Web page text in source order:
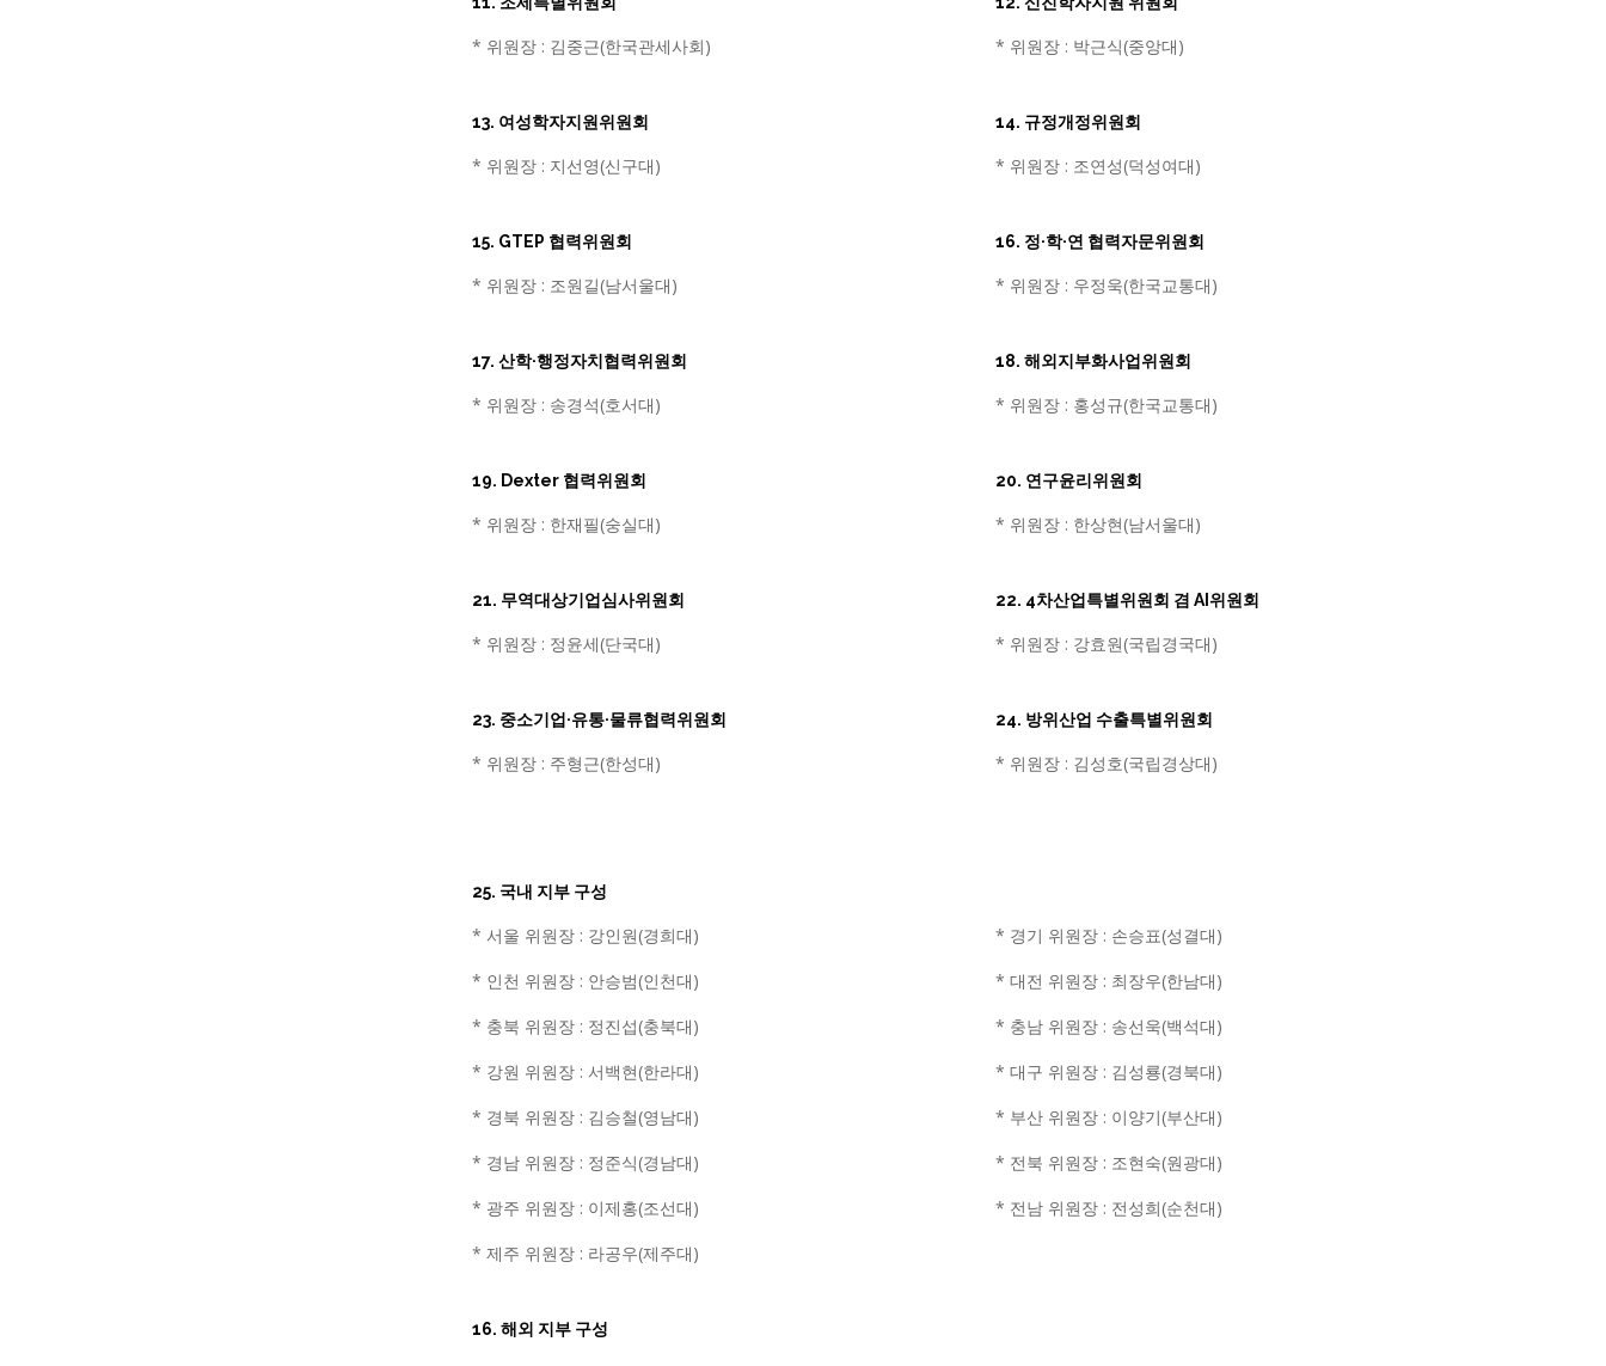
* 위원장 : 김중근(한국관세사회) * 위원장 : 박근식(중앙대)
13. 여성학자지원위원회
* 위원장 : 지선영(신구대)
14. 규정개정위원회
* 위원장 : 조연성(덕성여대)
15. GTEP 협력위원회
* 위원장 : 조원길(남서울대)
16. 정·학·연 협력자문위원회
* 위원장 : 우정욱(한국교통대)
17. 산학·행정자치협력위원회
* 위원장 : 송경석(호서대)
18. 해외지부화사업위원회
* 위원장 : 홍성규(한국교통대)
19. Dexter 협력위원회
* 위원장 : 한재필(숭실대)
20. 연구윤리위원회
* 위원장 : 한상현(남서울대)
21. 무역대상기업심사위원회
* 위원장 : 정윤세(단국대)
22. 4차산업특별위원회 겸 AI위원회
* 위원장 : 강효원(국립경국대)
23. 중소기업·유통·물류협력위원회
* 위원장 : 주형근(한성대)
24. 방위산업 수출특별위원회
* 위원장 : 김성호(국립경상대)
25. 국내 지부 구성
* 서울 위원장 : 강인원(경희대)
* 경기 위원장 : 손승표(성결대)
* 인천 위원장 : 안승범(인천대)
* 대전 위원장 : 최장우(한남대)
* 충북 위원장 : 정진섭(충북대)
* 충남 위원장 : 송선욱(백석대)
* 강원 위원장 : 서백현(한라대)
* 대구 위원장 : 김성룡(경북대)
* 경북 위원장 : 김승철(영남대)
* 부산 위원장 : 이양기(부산대)
* 경남 위원장 : 정준식(경남대)
* 전북 위원장 : 조현숙(원광대)
* 광주 위원장 : 이제홍(조선대)
* 전남 위원장 : 전성희(순천대)
* 제주 위원장 : 라공우(제주대)
16. 해외 지부 구성